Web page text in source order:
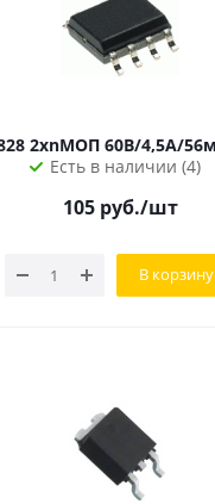
Есть в наличии (4)
105руб./шт
В корзину